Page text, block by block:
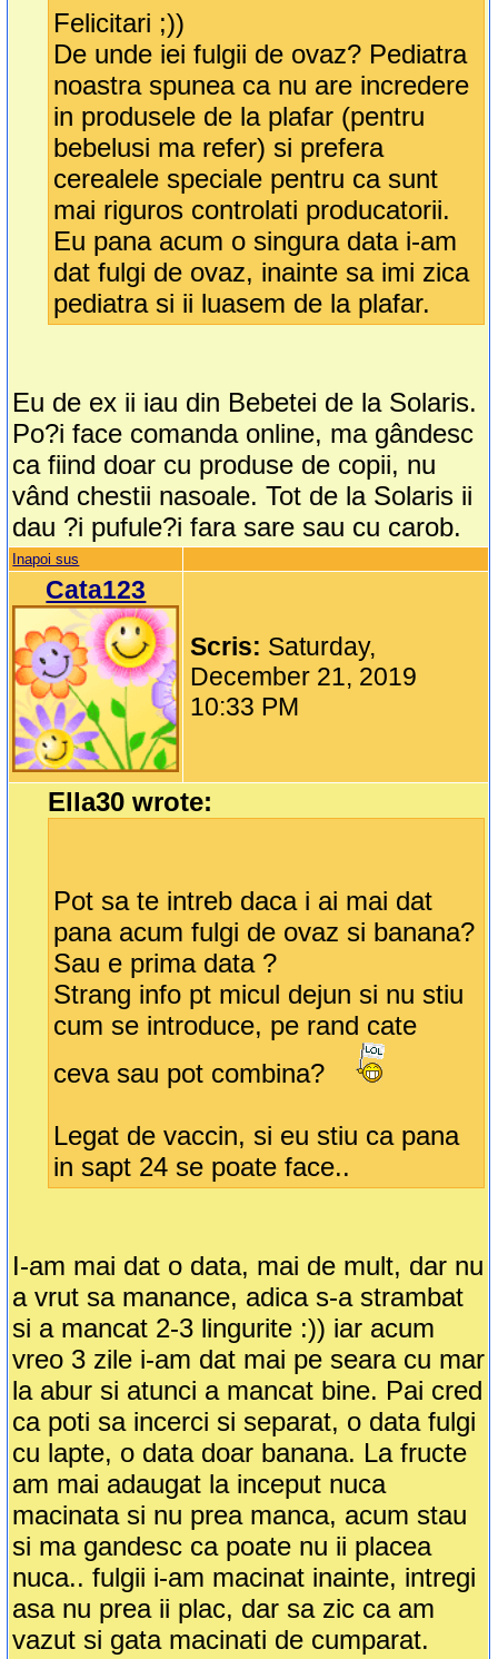
Felicitari ;))
De unde iei fulgii de ovaz? Pediatra
noastra spunea ca nu are incredere
in produsele de la plafar (pentru
bebelusi ma refer) si prefera
cerealele speciale pentru ca sunt
mai riguros controlati producatorii.
Eu pana acum o singura data i-am
dat fulgi de ovaz, inainte sa imi zica
pediatra si ii luasem de la plafar.
Eu de ex ii iau din Bebetei de la Solaris.
Po?i face comanda online, ma gândesc
ca fiind doar cu produse de copii, nu
vând chestii nasoale. Tot de la Solaris ii
dau ?i pufule?i fara sare sau cu carob.
Inapoi sus
Cata123
Scris: Saturday,
December 21, 2019
10:33 PM
Ella30 wrote:
Pot sa te intreb daca i ai mai dat
pana acum fulgi de ovaz si banana?
Sau e prima data ?
Strang info pt micul dejun si nu stiu
cum se introduce, pe rand cate
ceva sau pot combina?
Legat de vaccin, si eu stiu ca pana
in sapt 24 se poate face..
I-am mai dat o data, mai de mult, dar nu
a vrut sa manance, adica s-a strambat
si a mancat 2-3 lingurite :)) iar acum
vreo 3 zile i-am dat mai pe seara cu mar
la abur si atunci a mancat bine. Pai cred
ca poti sa incerci si separat, o data fulgi
cu lapte, o data doar banana. La fructe
am mai adaugat la inceput nuca
macinata si nu prea manca, acum stau
si ma gandesc ca poate nu ii placea
nuca.. fulgii i-am macinat inainte, intregi
asa nu prea ii plac, dar sa zic ca am
vazut si gata macinati de cumparat.